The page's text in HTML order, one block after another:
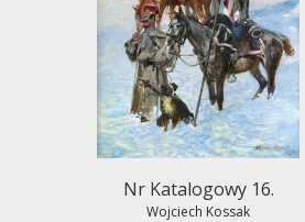
Nr Katalogowy 16.
Wojciech Kossak